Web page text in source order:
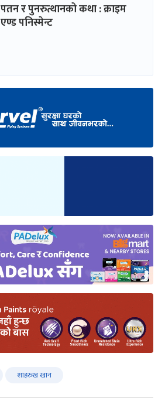
पतन र पुनरुत्थानको कथा : क्राइम
एण्ड पनिस्मेन्ट
शाहरुख खान